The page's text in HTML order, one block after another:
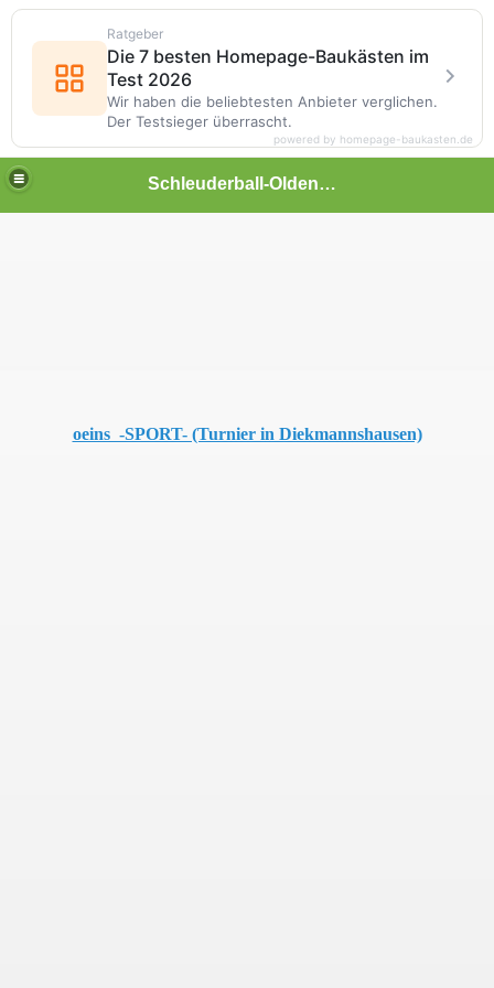
Schleuderball-Oldenbrok
oeins -SPORT- (Turnier in Diekmannshausen)
Ratgeber
Die 7 besten Homepage-Baukästen im
Test 2026
Wir haben die beliebtesten Anbieter verglichen.
Der Testsieger überrascht.
powered by homepage-baukasten.de